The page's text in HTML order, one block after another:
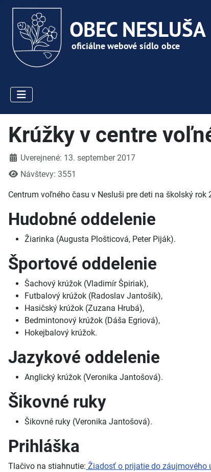
Krúžky v centre
DetailyUverejnené: 13. september 2017
Návštevy: 3551
Centrum voľného času v Nesluši pre deti na školský
Hudobné oddelenie
Žiarinka (Augusta Plošticová, Peter Piják).
Športové oddelenie
Šachový krúžok (Vladimír Špiriak),
Futbalový krúžok (Radoslav Jantošík),
Hasičský krúžok (Zuzana Hrubá),
Bedmintonový krúžok (Dáša Egriová),
Hokejbalový krúžok.
Jazykové oddelenie
Anglický krúžok (Veronika Jantošová).
Šikovné ruky
Šikovné ruky (Veronika Jantošová).
Prihláška
Tlačivo na stiahnutie: Žiadosť o prijatie do záujmového